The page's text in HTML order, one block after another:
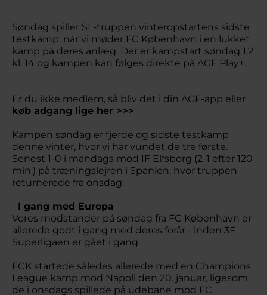
Søndag spiller SL-truppen vinteropstartens sidste
testkamp, når vi møder FC København i en lukket
kamp på deres anlæg. Der er kampstart søndag 1.2
kl. 14 og kampen kan følges direkte på AGF Play+.
Er du ikke medlem, så bliv det i din AGF-app eller
køb adgang lige her >>>
Kampen søndag er fjerde og sidste testkamp
denne vinter, hvor vi har vundet de tre første.
Senest 1-0 i mandags mod IF Elfsborg (2-1 efter 120
min.) på træningslejren i Spanien, hvor truppen
returnerede fra onsdag.
I gang med Europa
Vores modstander på søndag fra FC København er
allerede godt i gang med deres forår - inden 3F
Superligaen er gået i gang.
FCK startede således allerede med en Champions
League kamp mod Napoli den 20. januar, ligesom
de i onsdags spillede på udebane mod FC